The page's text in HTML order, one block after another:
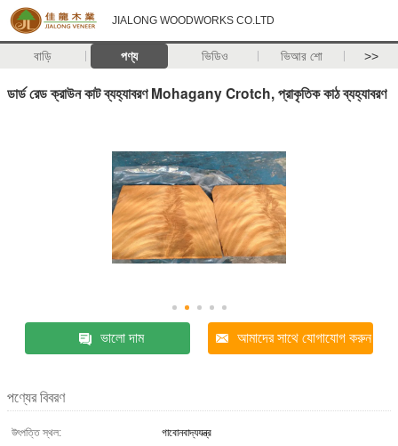
JIALONG WOODWORKS CO.LTD
বাড়ি পণ্য ভিডিও ভিআর শো >>
ডার্ড রেড ক্রাউন কাট ব্যহ্যাবরণ Mohagany Crotch, প্রাকৃতিক কাঠ ব্যহ্যাবরণ
ভালো দাম আমাদের সাথে যোগাযোগ করুন
পণ্যের বিবরণ
উৎপত্তি স্থল:
গাবোনবাদ্যযন্ত্র